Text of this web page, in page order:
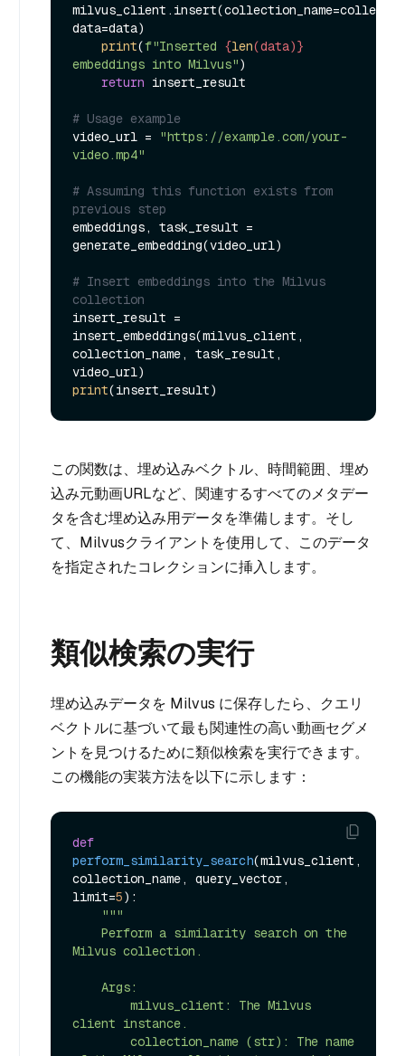
data=data)
print(f"Inserted {len(data)}
embeddings into Milvus")
return insert_result
# Usage example
video_url =
"https://example.com/your-
video.mp4"
# Assuming this function exists from
previous step
embeddings, task_result =
generate_embedding(video_url)
# Insert embeddings into the Milvus
collection
insert_result =
insert_embeddings(milvus_client,
collection_name, task_result,
print
この関数は、埋め込みベクトル、時間範囲、埋め
込み元動画URLなど、関連するすべてのメタデー
タを含む埋め込み用データを準備します。そし
て、Milvusクライアントを使用して、このデータ
を指定されたコレクションに挿入します。
類似検索の実行
埋め込みデータを Milvus に保存したら、クエリ
ベクトルに基づいて最も関連性の高い動画セグメ
ントを見つけるために類似検索を実行できます。
この機能の実装方法を以下に示します：
def
perform_similarity_search(milvus_client,
collection_name, query_vector,
limit=5):
"""
Milvus collection.
client instance.